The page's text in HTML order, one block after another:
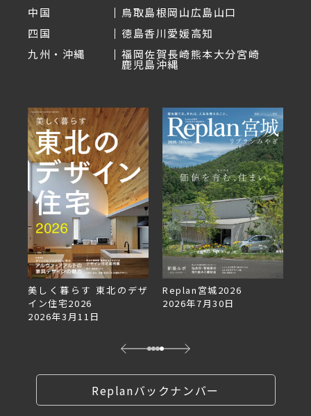
中国
鳥取島根岡山広島山口
四国
徳島香川愛媛高知
九州・沖縄
福岡佐賀長崎熊本大分宮崎
鹿児島沖縄
美しく暮らす 東北のデザ
イン住宅2026
2026年3月11日
Replan宮城2026
2026年7月30日
Replanバックナンバー